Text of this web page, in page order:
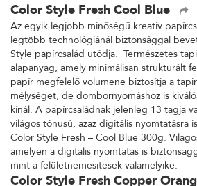
Color Style Fresh Cool Blue
Az egyik legjobb minőségű kreatív
legtöbb technológiánál biztonsággal
Style papírcsalád utódja. Természetes
alapanyag, amely minimálisan strukturált
papír megfelelő volumene biztosítja a
mélységet, de dombornyomáshoz is
kínál. A papírcsaládnak jelenleg 13 tagja
világos tónusú, azaz digitális nyomtatásra
Color Style Fresh – Cool Blue 300g.
amelyen a digitális nyomtatás is
mint a felületnemesítések valamelyike.
Color Style Fresh Copper